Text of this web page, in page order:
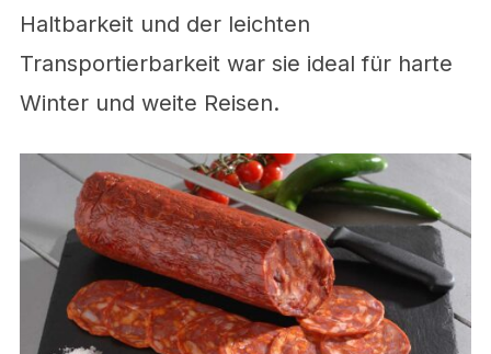
Haltbarkeit und der leichten
Transportierbarkeit war sie ideal für harte
Winter und weite Reisen.